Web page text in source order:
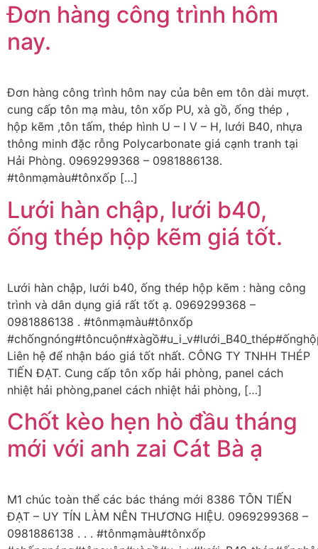
Đơn hàng công trình hôm
nay.
Đơn hàng công trình hôm nay của bên em tôn dài mượt.
cung cấp tôn mạ màu, tôn xốp PU, xà gồ, ống thép ,
hộp kẽm ,tôn tấm, thép hình U – I V – H, lưới B40, nhựa
thông minh đặc rỗng Polycarbonate giá cạnh tranh tại
Hải Phòng. 0969299368 – 0981886138.
#tônmạmàu#tônxốp […]
Lưới hàn chập, lưới b40,
ống thép hộp kẽm giá tốt.
Lưới hàn chập, lưới b40, ống thép hộp kẽm : hàng công
trình và dân dụng giá rất tốt ạ. 0969299368 –
0981886138 . #tônmạmàu#tônxốp
Liên hệ để nhận báo giá tốt nhất. CÔNG TY TNHH THÉP
TIẾN ĐẠT. Cung cấp tôn xốp hải phòng, panel cách
nhiệt hải phòng,panel cách nhiệt hải phòng, […]
Chốt kèo hẹn hò đầu tháng
mới với anh zai Cát Bà ạ
M1 chúc toàn thể các bác tháng mới 8386 TÔN TIẾN
ĐẠT – UY TÍN LÀM NÊN THƯƠNG HIỆU. 0969299368 –
0981886138 . . . #tônmạmàu#tônxốp